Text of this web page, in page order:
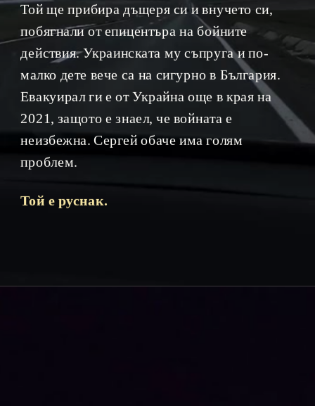
Той ще прибира дъщеря си и внучето си,
побягнали от епицентъра на бойните
действия. Украинската му съпруга и по-
малко дете вече са на сигурно в България.
Евакуирал ги е от Украйна още в края на
2021, защото е знаел, че войната е
неизбежна. Сергей обаче има голям
проблем.
Той е руснак.